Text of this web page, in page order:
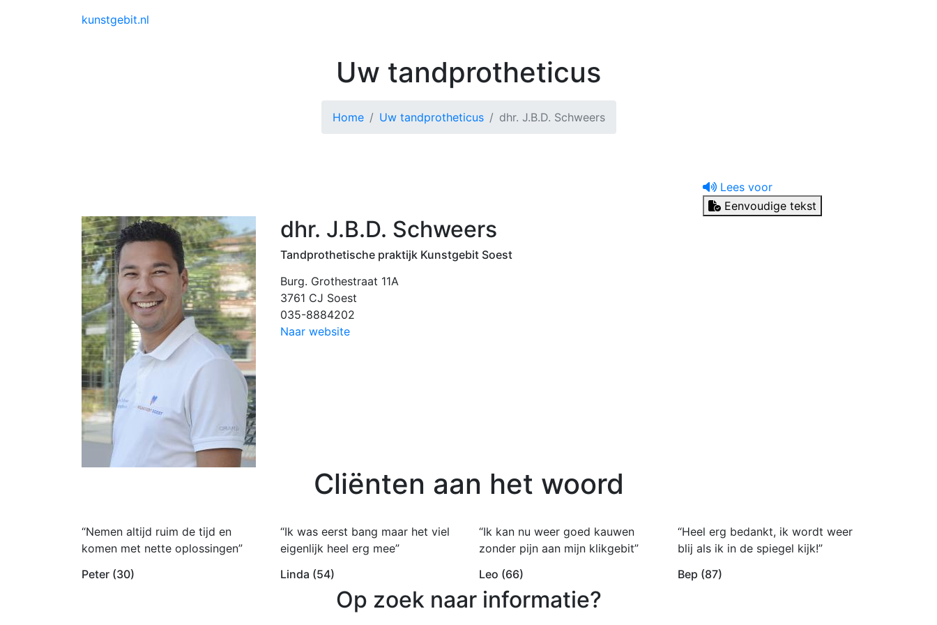
kunstgebit.nl
Uw tandprotheticus
Home Uw tandprotheticus dhr. J.B.D. Schweers
Lees voor
Eenvoudige tekst
dhr. J.B.D. Schweers
Tandprothetische praktijk Kunstgebit Soest
Burg. Grothestraat 11A
3761 CJ Soest
035-8884202
Naar website
Cliënten aan het woord
“Nemen altijd ruim de tijd en
komen met nette oplossingen”
Peter (30)
“Ik was eerst bang maar het viel
eigenlijk heel erg mee”
Linda (54)
“Ik kan nu weer goed kauwen
zonder pijn aan mijn klikgebit”
Leo (66)
“Heel erg bedankt, ik wordt weer
blij als ik in de spiegel kijk!”
Bep (87)
Op zoek naar informatie?